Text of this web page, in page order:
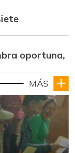
oportuna,
MÁS